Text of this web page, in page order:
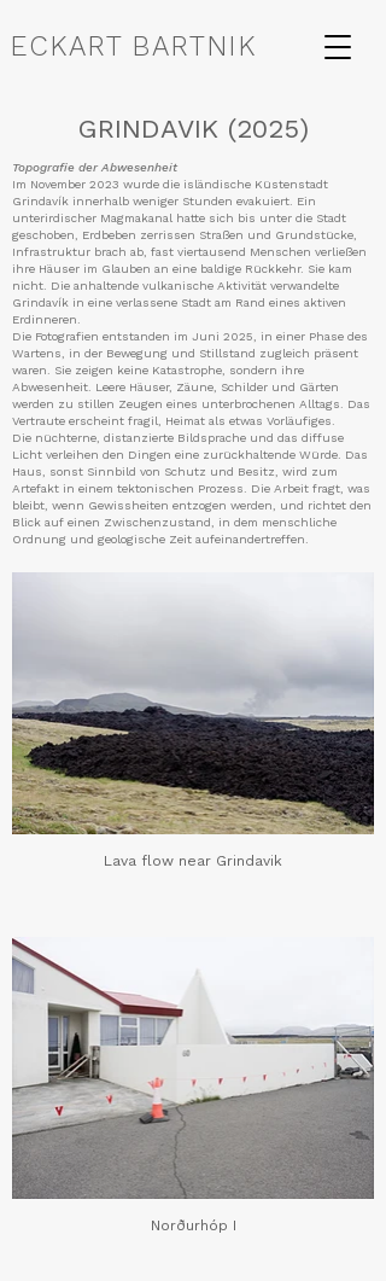
ECKART BARTNIK
GRINDAVIK (2025)
Topografie der Abwesenheit
Im November 2023 wurde die isländische Küstenstadt
Grindavík innerhalb weniger Stunden evakuiert. Ein
unterirdischer Magmakanal hatte sich bis unter die Stadt
geschoben, Erdbeben zerrissen Straßen und Grundstücke,
Infrastruktur brach ab, fast viertausend Menschen verließen
ihre Häuser im Glauben an eine baldige Rückkehr. Sie kam
nicht. Die anhaltende vulkanische Aktivität verwandelte
Grindavík in eine verlassene Stadt am Rand eines aktiven
Erdinneren.
Die Fotografien entstanden im Juni 2025, in einer Phase des
Wartens, in der Bewegung und Stillstand zugleich präsent
waren. Sie zeigen keine Katastrophe, sondern ihre
Abwesenheit. Leere Häuser, Zäune, Schilder und Gärten
werden zu stillen Zeugen eines unterbrochenen Alltags. Das
Vertraute erscheint fragil, Heimat als etwas Vorläufiges.
Die nüchterne, distanzierte Bildsprache und das diffuse
Licht verleihen den Dingen eine zurückhaltende Würde. Das
Haus, sonst Sinnbild von Schutz und Besitz, wird zum
Artefakt in einem tektonischen Prozess. Die Arbeit fragt, was
bleibt, wenn Gewissheiten entzogen werden, und richtet den
Blick auf einen Zwischenzustand, in dem menschliche
Ordnung und geologische Zeit aufeinandertreffen.
Lava flow near Grindavik
Norðurhóp I